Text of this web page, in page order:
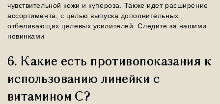
чувствительной кожи и купероза. Также идет расширение
ассортимента, с целью выпуска дополнительных
отбеливающих целевых усилителей. Следите за нашими
новинками
6. Какие есть противопоказания к
использованию линейки с
витамином С?